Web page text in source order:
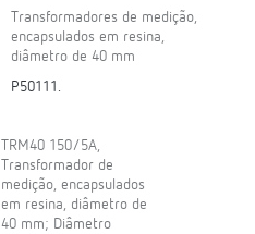
Transformadores de medição,
encapsulados em resina,
diâmetro de 40 mm
P50111.
TRM40 150/5A,
Transformador de
medição, encapsulados
em resina, diâmetro de
40 mm; Diâmetro